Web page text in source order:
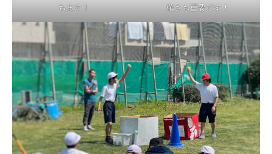
ちます！
確さも重要です！